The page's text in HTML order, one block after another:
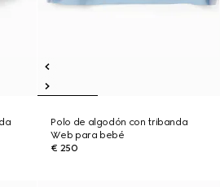
Polo de algodón con tribanda
Web para bebé
€ 250